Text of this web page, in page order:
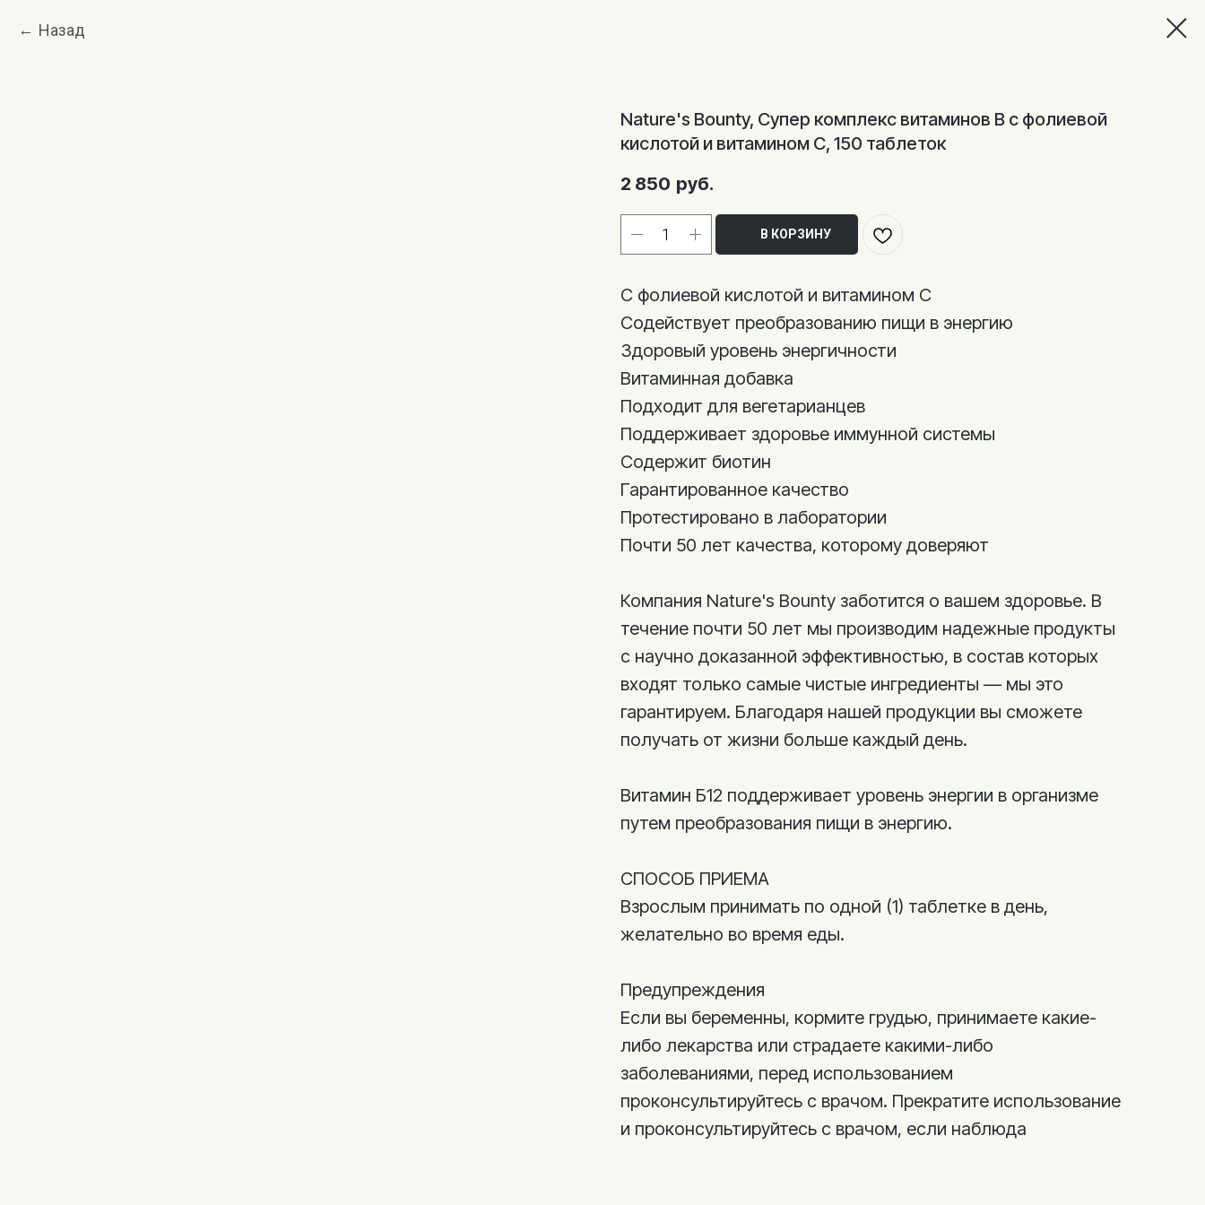
Назад
Nature's Bounty, Супер комплекс витаминов В с фолиевой
кислотой и витамином С, 150 таблеток
2 850 руб.
В КОРЗИНУ
С фолиевой кислотой и витамином С
Содействует преобразованию пищи в энергию
Здоровый уровень энергичности
Витаминная добавка
Подходит для вегетарианцев
Поддерживает здоровье иммунной системы
Содержит биотин
Гарантированное качество
Протестировано в лаборатории
Почти 50 лет качества, которому доверяют
Компания Nature's Bounty заботится о вашем здоровье. В
течение почти 50 лет мы производим надежные продукты
с научно доказанной эффективностью, в состав которых
входят только самые чистые ингредиенты — мы это
гарантируем. Благодаря нашей продукции вы сможете
получать от жизни больше каждый день.
Витамин Б12 поддерживает уровень энергии в организме
путем преобразования пищи в энергию.
СПОСОБ ПРИЕМА
Взрослым принимать по одной (1) таблетке в день,
желательно во время еды.
Предупреждения
Если вы беременны, кормите грудью, принимаете какие-
либо лекарства или страдаете какими-либо
заболеваниями, перед использованием
проконсультируйтесь с врачом. Прекратите использование
и проконсультируйтесь с врачом, если наблюда